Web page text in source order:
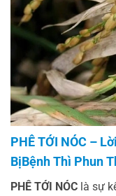
PHÊ TỚI NÓC –
BịBệnh Thì Phun
PHÊ TỚI NÓC là sự